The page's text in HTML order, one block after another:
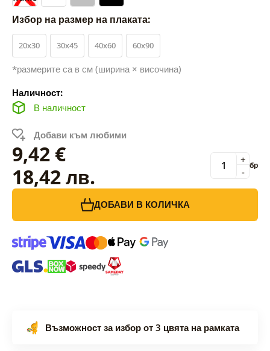
Избор на размер на плаката:
20x30 30x45 40x60 60x90
*размерите са в см (ширина × височина)
Наличност:
В наличност
Добави към любими
9,42 €
18,42 лв.
-
+ бр
ДОБАВИ В КОЛИЧКА
Възможност за избор от 3 цвята на рамката